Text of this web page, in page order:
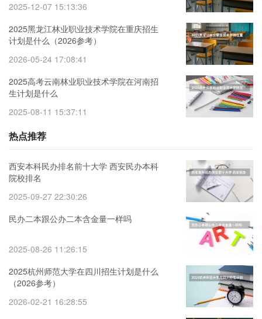
2025-12-07 15:13:36
2025黑龙江林业职业技术学院在重庆招生
计划是什么（2026参考）
2026-05-24 17:08:41
2025高考云南林业职业技术学院在河南招
生计划是什么
2025-08-11 15:37:11
热点推荐
西安本科民办排名前十大学 西安民办本科
院校排名
2025-09-27 22:30:26
民办二本跟公办二本含金量一样吗
2025-08-26 11:26:15
2025杭州师范大学在四川招生计划是什么
（2026参考）
2026-02-21 16:28:55